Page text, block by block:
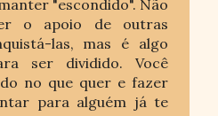
"escondido". Não
o apoio de outras
las, mas é algo
ser dividido. Você
no que quer e fazer
para alguém já te